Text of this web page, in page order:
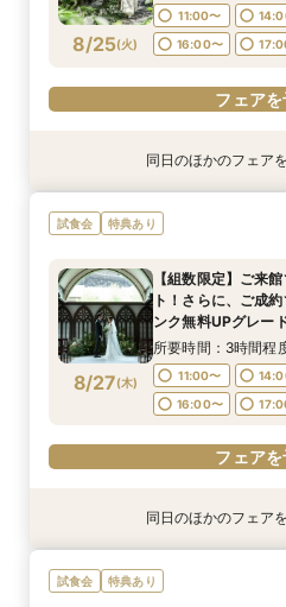
フェアを
16:00〜
フェアを
8/25(火)
11:00〜
16:00〜
フェア
特典あり
8/25(火)
【初見学でも安心
タートフェア
11:00〜
16:00〜
フェアを
特典あり
8/25(火)
【組数限定】ご来
ト！さらに、ご成
定の特典付リニュ
所要時間：3時間程
11:00〜
16:00〜
フェアを
特典あり
8/25(火)
【少人数*おもてな
誓う挙式×実際のご
所要時間：3時間程
11:00〜
16:00〜
フェアを
同日のほかのフェア
試食会 特典あり
8/27(木)
【組数限定】ご来
ト！さらに、ご成
ンク無料UPグレー
定の特典付リニュ
所要時間：3時間程
11:00〜
16:00〜
フェア
特典あり
【初見学でも安心
タートフェア
特典あり
【少人数*おもてな
誓う挙式×実際のご
同日のほかのフェア
試食会 特典あり